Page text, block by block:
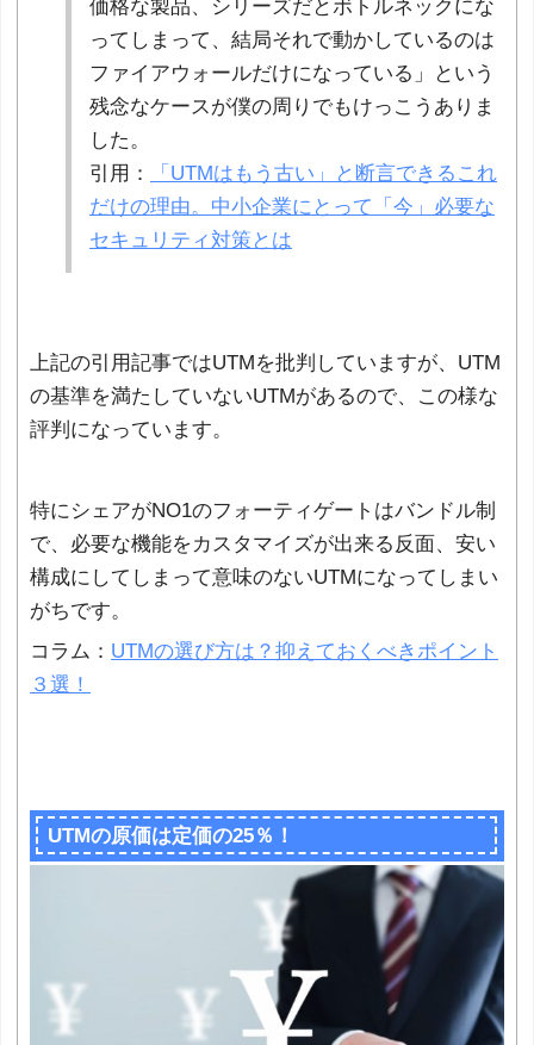
価格な製品、シリーズだとボトルネックにな
ってしまって、結局それで動かしているのは
ファイアウォールだけになっている」という
残念なケースが僕の周りでもけっこうありま
した。
引用：
「UTMはもう古い」と断言できるこれ
だけの理由。中小企業にとって「今」必要な
セキュリティ対策とは
上記の引用記事ではUTMを批判していますが、UTM
の基準を満たしていないUTMがあるので、この様な
評判になっています。
特にシェアがNO1のフォーティゲートはバンドル制
で、必要な機能をカスタマイズが出来る反面、安い
構成にしてしまって意味のないUTMになってしまい
がちです。
コラム： UTMの選び方は？抑えておくべきポイント
３選！
UTMの原価は定価の25％！